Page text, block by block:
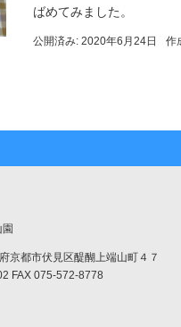
ばめてみました。
公開済み: 2020年6月24日 作
京都市伏見区醍醐上端山町４７
FAX 075-572-8778